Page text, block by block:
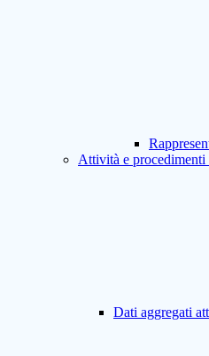
Attività e procedimenti
Dati aggregati